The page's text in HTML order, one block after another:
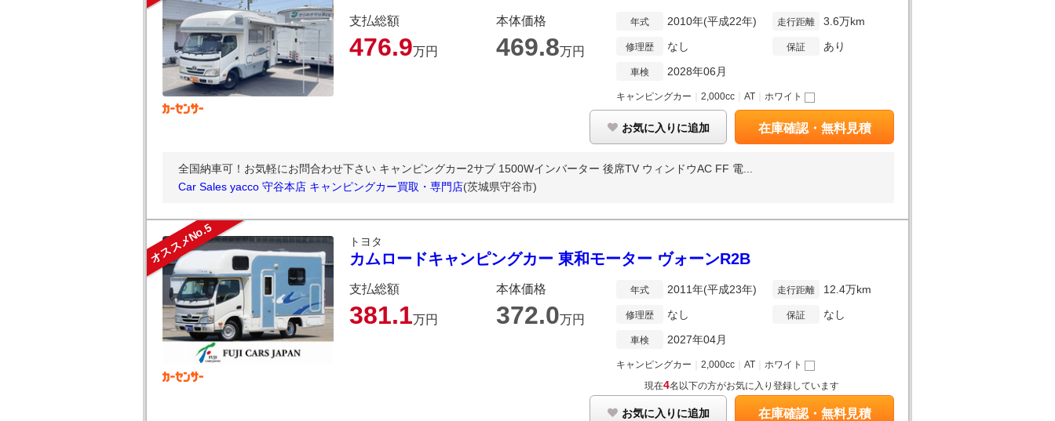
支払総額
476.9万円
本体価格
469.8万円
年式 2010年(平成22年)
修理歴 なし
車検 2028年06月
走行距離 3.6万km
保証 あり
キャンピングカー 2,000cc AT ホワイト
お気に入りに追加 在庫確認・無料見積
全国納車可！お気軽にお問合わせ下さい キャンピングカー2サブ 1500Wインバーター 後席TV ウィンドウAC FF 電...
Car Sales yacco 守谷本店 キャンピングカー買取・専門店(茨城県守谷市)
オススメNo.5 トヨタ
カムロードキャンピングカー 東和モーター ヴォーンR2B
支払総額
381.1万円
本体価格
372.0万円
年式 2011年(平成23年)
修理歴 なし
車検 2027年04月
走行距離 12.4万km
保証 なし
キャンピングカー 2,000cc AT
ホワイト
現在4名以下の方がお気に入り登録しています
お気に入りに追加 在庫確認・無料見積